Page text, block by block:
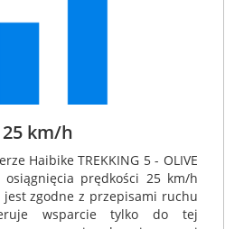
km/h
Haibike TREKKING 5 - OLIVE
osiągnięcia prędkości 25 km/h
jest zgodne z przepisami ruchu
wsparcie tylko do tej